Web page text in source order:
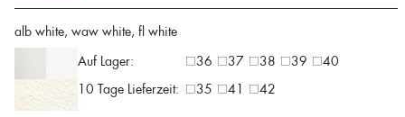
alb white, waw white, fl white
Auf Lager:
36 37 38 39
40
10 Tage Lieferzeit:
35 41 42